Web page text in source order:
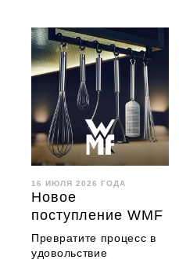
16 ИЮЛЯ 2026 ГОДА
Новое
поступление WMF
Превратите процесс в
удовольствие